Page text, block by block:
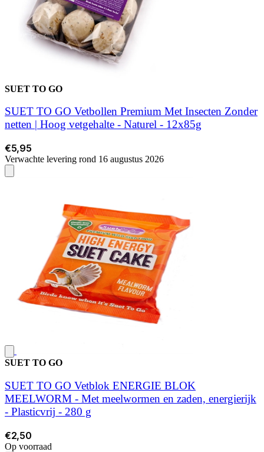
SUET TO GO
SUET TO GO Vetbollen Premium Met Insecten Zonder
netten | Hoog vetgehalte - Naturel - 12x85g
€5,95
Verwachte levering rond 16 augustus 2026
SUET TO GO
SUET TO GO Vetblok ENERGIE BLOK
MEELWORM - Met meelwormen en zaden, energierijk
- Plasticvrij - 280 g
€2,50
Op voorraad